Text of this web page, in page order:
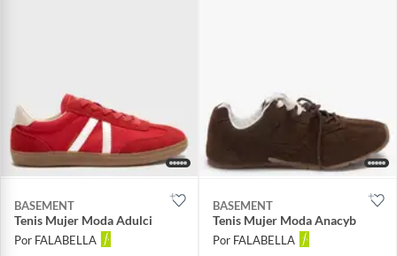
BASEMENT
Tenis Mujer Moda Adulci
Por FALABELLA
BASEMENT
Tenis Mujer Moda Anacyb
Por FALABELLA